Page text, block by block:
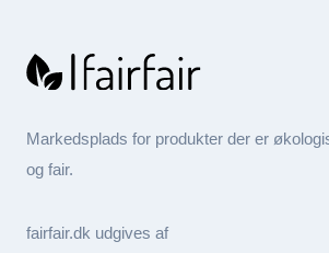
Markedsplads for produkter der er
og fair.
fairfair.dk udgives af